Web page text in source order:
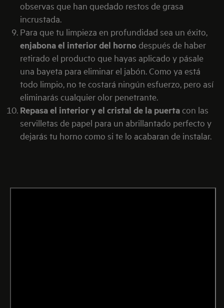
observas que han quedado restos de grasa
incrustada.
Para que tu limpieza en profundidad sea un éxito,
enjabona el interior del hornodespués de haber
retirado el producto que hayas aplicado y pásale
una bayeta para eliminar el jabón. Como ya está
todo limpio, no te costará ningún esfuerzo, pero así
eliminarás cualquier olor penetrante.
Repasa el interior y el cristal de la puertacon las
servilletas de papel para un abrillantado perfecto y
dejarás tu horno como si te lo acabaran de instalar.